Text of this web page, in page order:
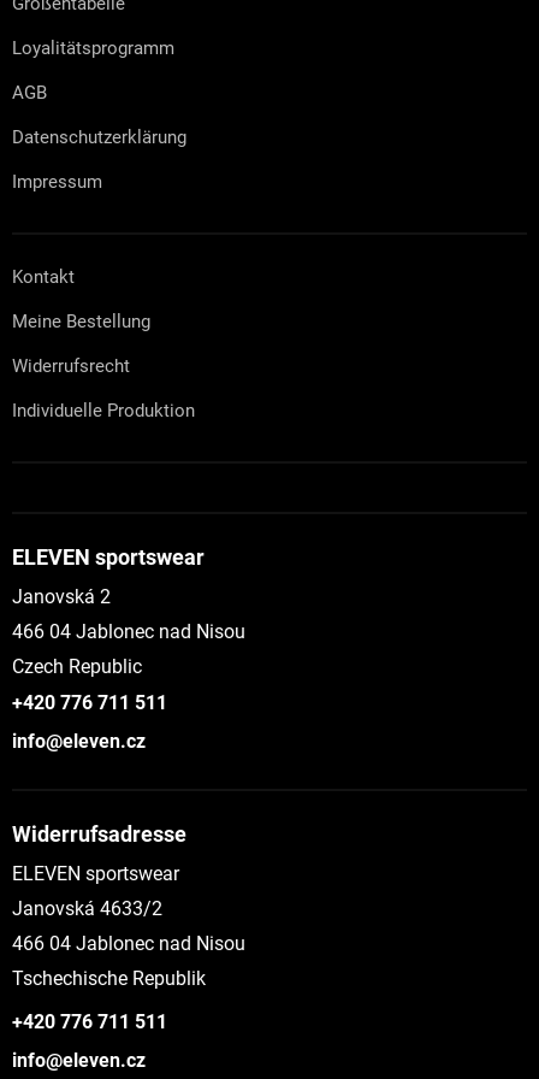
Loyalitätsprogramm
AGB
Datenschutzerklärung
Impressum
Kontakt
Meine Bestellung
Widerrufsrecht
Individuelle Produktion
ELEVEN sportswear
Janovská 2
466 04 Jablonec nad Nisou
Czech Republic
+420 776 711 511
info@eleven.cz
Widerrufsadresse
ELEVEN sportswear
Janovská 4633/2
466 04 Jablonec nad Nisou
Tschechische Republik
+420 776 711 511
info@eleven.cz